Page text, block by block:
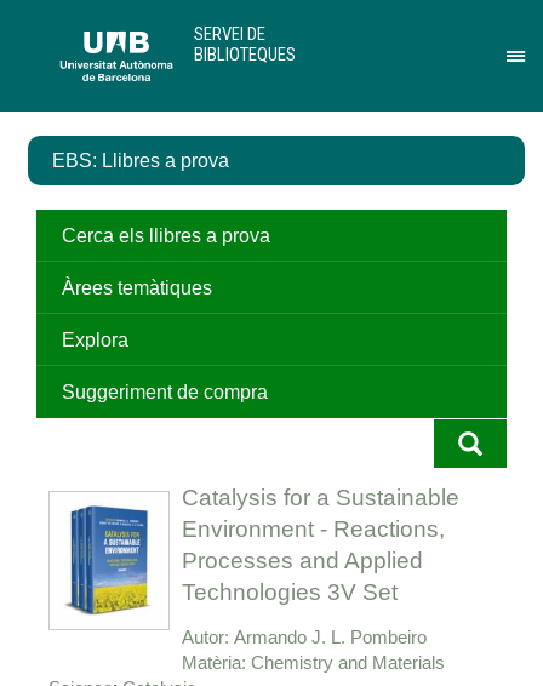
contingut
el
de
SERVEI DE
BIBLIOTEQUES
EBS: Llibres a prova
Cerca els llibres a prova
Àrees temàtiques
Explora
Suggeriment de compra
Catalysis for a Sustainable
Environment - Reactions,
Processes and Applied
Technologies 3V Set
Autor Armando J. L. Pombeiro
Matèria Chemistry and Materials